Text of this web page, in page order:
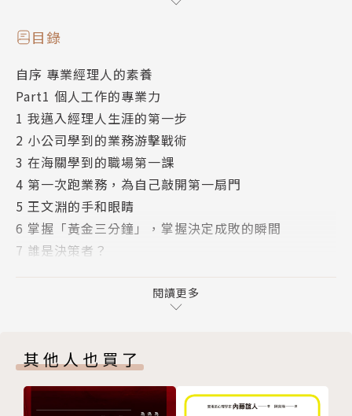
如果你是創業者或管理者，你會：
定位自己的公司、找到值得投入的市場；
▍知道如何規劃並制訂出有效的策略；
▍明白策略與執行何者重要；
▍並洞悉「赤字接單，黑字出貨」的真正竅門。
透過本書，程天縱將結合了實務與理論，且絕對可行的
觀念與方法帶給讀者，讓讀者知道如何在職場上充實自
己，成為自我學習型的人才。
後投身創客圈，成為替創業者指點迷津、找資源的創客
創業導師。
目錄
自序 專業經理人的素養
Part1 個人工作的專業力
1 我邁入經理人生涯的第一步
2 小公司學到的業務游擊戰術
3 在海關學到的職場第一課
4 第一次跑業務，為自己敲開第一扇門
5 王文淵的手和眼睛
6 掌握「黃金三分鐘」，掌握決定成敗的瞬間
7 誰是決策者？
9 王永慶的兩大經營心法：追根究柢，公道合理
10 如果你是千里馬，第一件事情應該是先了解伯樂
12 在大企業中生存的「撞牆理論」
13 三種類型的員工，誰會被人工智慧取代？
14 再談「三種類型的員工」
閱讀更多
其他人也買了